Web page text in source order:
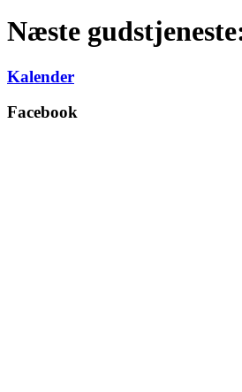
Næste
Kalender
Facebook